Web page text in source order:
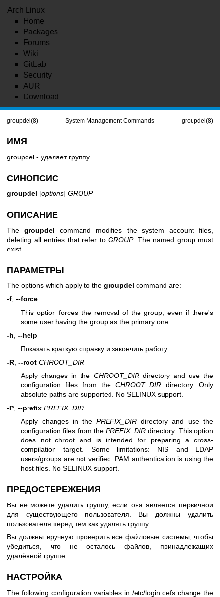
Arch Linux
Home
Packages
Forums
Wiki
GitLab
Security
AUR
Download
groupdel(8) System Management Commands groupdel(8)
ИМЯ
groupdel - удаляет группу
СИНОПСИС
groupdel [options] GROUP
ОПИСАНИЕ
Thegroupdel command modifies the system account files,
deleting all entries that refer to GROUP. The named group must
exist.
ПАРАМЕТРЫ
The options which apply to the groupdel command are:
-f, --force
This option forces the removal of the group, even if there's
some user having the group as the primary one.
-h --help
Показать краткую справку и закончить работу.
-R --root CHROOT_DIR
Apply changes in the CHROOT_DIRdirectory and use the
configuration files from theCHROOT_DIR directory. Only
absolute paths are supported. No SELINUX support.
-P --prefix PREFIX_DIR
Apply changes in the PREFIX_DIR directory and use the
configuration files from thePREFIX_DIR directory. This option
does not chroot and is intended for preparing a cross-
compilation target. Some limitations: NIS and LDAP
users/groups are not verified. PAM authentication is using the
host files. No SELINUX support.
ПРЕДОСТЕРЕЖЕНИЯ
Вы не можете удалить группу, если она является первичной
для существующего пользователя. Вы должны удалить
пользователя перед тем как удалять группу.
Вы должны вручную проверить все файловые системы, чтобы
убедиться, что не осталось файлов, принадлежащих
удалённой группе.
НАСТРОЙКА
The following configuration variables in /etc/login.defs change the